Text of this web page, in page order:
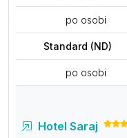
po osobi
Standard (ND)
po osobi
Hotel Saraj